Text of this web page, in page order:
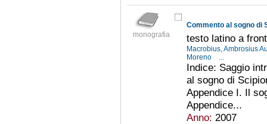
monografia
Commento al sogno di
testo latino a
Macrobius, Ambrosius
Moreno
...
Indice: Saggio
al sogno di
Appendice I. Il
Appendice...
Anno: 2007